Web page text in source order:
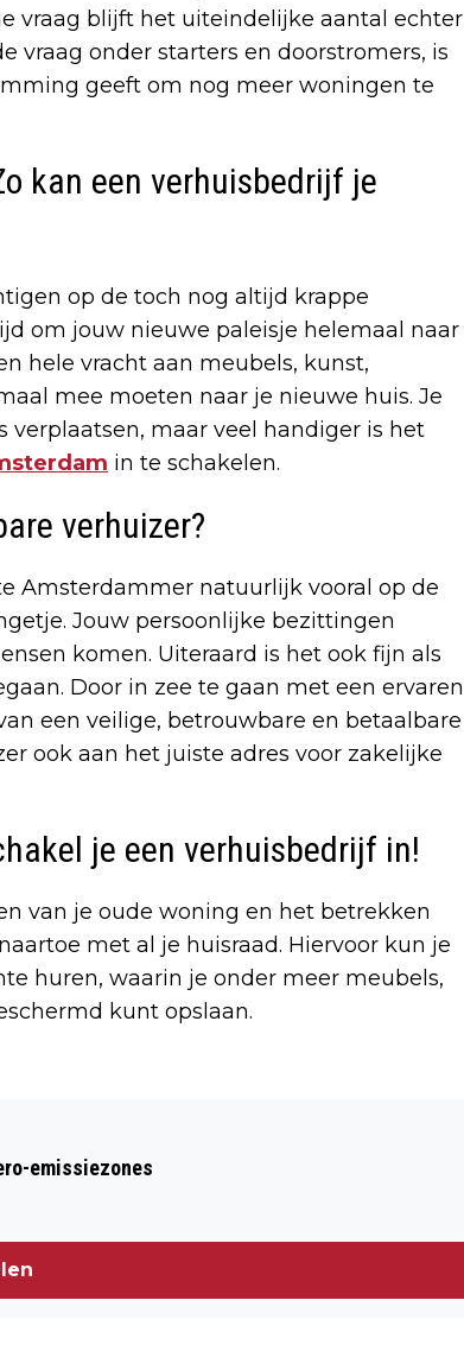
vraag blijft het uiteindelijke aantal echter
vraag onder starters en doorstromers, is
geeft om nog meer woningen te
kan een verhuisbedrijf je
op de toch nog altijd krappe
om jouw nieuwe paleisje helemaal naar
hele vracht aan meubels, kunst,
mee moeten naar je nieuwe huis. Je
maar veel handiger is het
in te schakelen.
verhuizer?
Amsterdammer natuurlijk vooral op de
Jouw persoonlijke bezittingen
komen. Uiteraard is het ook fijn als
Door in zee te gaan met een ervaren
een veilige, betrouwbare en betaalbare
ook aan het juiste adres voor zakelijke
je een verhuisbedrijf in!
van je oude woning en het betrekken
met al je huisraad. Hiervoor kun je
huren, waarin je onder meer meubels,
kunt opslaan.
ARBEIDSONGESCHIKTHEID
emissiezones